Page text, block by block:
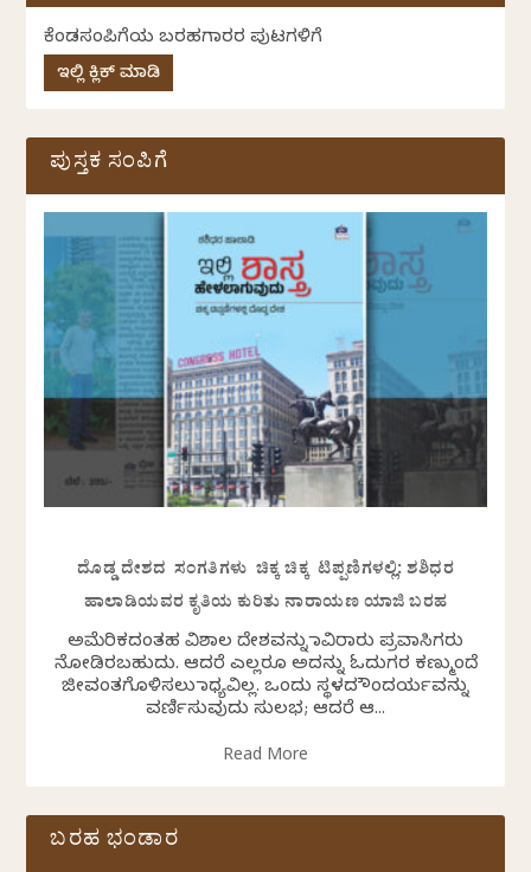
ಕೆಂಡಸಂಪಿಗೆಯ ಬರಹಗಾರರ ಪುಟಗಳಿಗೆ
ಇಲ್ಲಿ ಕ್ಲಿಕ್ ಮಾಡಿ
ಪುಸ್ತಕ ಸಂಪಿಗೆ
ದೊಡ್ಡ ದೇಶದ ಸಂಗತಿಗಳು ಚಿಕ್ಕ ಚಿಕ್ಕ ಟಿಪ್ಪಣಿಗಳಲ್ಲಿ: ಶಶಿಧರ
ಹಾಲಾಡಿಯವರ ಕೃತಿಯ ಕುರಿತು ನಾರಾಯಣ ಯಾಜಿ ಬರಹ
ಅಮೆರಿಕದಂತಹ ವಿಶಾಲ ದೇಶವನ್ನು ಸಾವಿರಾರು ಪ್ರವಾಸಿಗರು
ನೋಡಿರಬಹುದು. ಆದರೆ ಎಲ್ಲರೂ ಅದನ್ನು ಓದುಗರ ಕಣ್ಮುಂದೆ
ಜೀವಂತಗೊಳಿಸಲು ಸಾಧ್ಯವಿಲ್ಲ. ಒಂದು ಸ್ಥಳದ ಸೌಂದರ್ಯವನ್ನು
ವರ್ಣಿಸುವುದು ಸುಲಭ; ಆದರೆ ಆ...
Read More
ಬರಹ ಭಂಡಾರ